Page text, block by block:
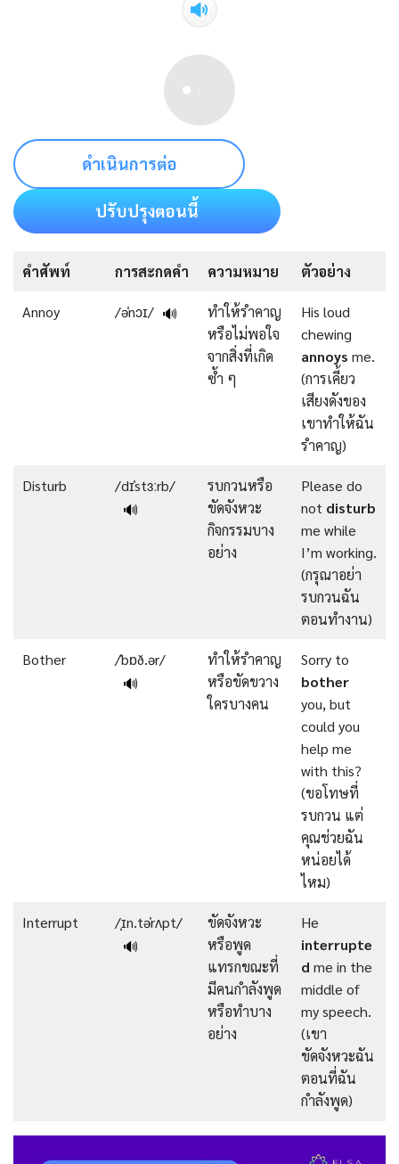
ดำเนินการต่อ
ปรับปรุงตอนนี้
คำศัพท์ การสะกดคำ ความหมาย ตัวอย่าง
Annoy /əˈnɔɪ/ 🔊
ทำให้รำคาญ
หรือไม่พอใจ
จากสิ่งที่เกิด
ซ้ำ ๆ
His loud
chewing
annoys me.
(การเคี้ยว
เสียงดังของ
เขาทำให้ฉัน
รำคาญ)
Disturb
/dɪˈstɜːrb/
🔊
รบกวนหรือ
ขัดจังหวะ
กิจกรรมบาง
อย่าง
Please do
not disturb
me while
I’m working.
(กรุณาอย่า
รบกวนฉัน
ตอนทำงาน)
Bother
/ˈbɒð.ər/
🔊
ทำให้รำคาญ
หรือขัดขวาง
ใครบางคน
Sorry to
bother
you, but
could you
help me
with this?
(ขอโทษที่
รบกวน แต่
คุณช่วยฉัน
หน่อยได้
ไหม)
Interrupt
/ˌɪn.təˈrʌpt/
🔊
ขัดจังหวะ
หรือพูด
แทรกขณะที่
มีคนกำลังพูด
หรือทำบาง
อย่าง
He
interrupte
d me in the
middle of
my speech.
(เขา
ขัดจังหวะฉัน
ตอนที่ฉัน
กำลังพูด)